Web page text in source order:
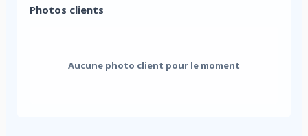
Photos clients
Aucune photo client pour le moment